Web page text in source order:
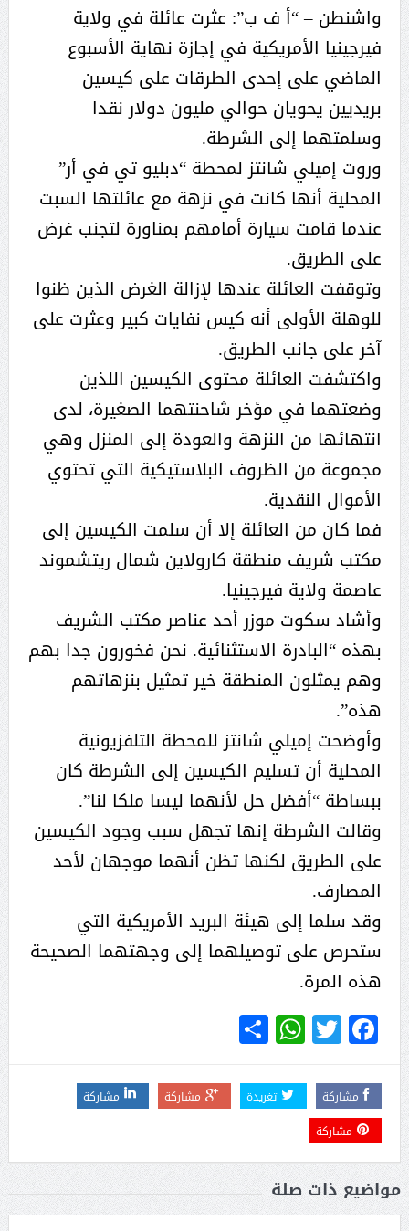
واشنطن – “أ ف ب”: عثرت عائلة في ولاية
فيرجينيا الأمريكية في إجازة نهاية الأسبوع
الماضي على إحدى الطرقات على كيسين
بريديين يحويان حوالي مليون دولار نقدا
وسلمتهما إلى الشرطة.
وروت إميلي شانتز لمحطة “دبليو تي في أر”
المحلية أنها كانت في نزهة مع عائلتها السبت
عندما قامت سيارة أمامهم بمناورة لتجنب غرض
على الطريق.
وتوقفت العائلة عندها لإزالة الغرض الذين ظنوا
للوهلة الأولى أنه كيس نفايات كبير وعثرت على
آخر على جانب الطريق.
واكتشفت العائلة محتوى الكيسين اللذين
وضعتهما في مؤخر شاحنتهما الصغيرة، لدى
انتهائها من النزهة والعودة إلى المنزل وهي
مجموعة من الظروف البلاستيكية التي تحتوي
الأموال النقدية.
فما كان من العائلة إلا أن سلمت الكيسين إلى
مكتب شريف منطقة كارولاين شمال ريتشموند
عاصمة ولاية فيرجينيا.
وأشاد سكوت موزر أحد عناصر مكتب الشريف
بهذه “البادرة الاستثنائية. نحن فخورون جدا بهم
وهم يمثلون المنطقة خير تمثيل بنزهاتهم
هذه”.
وأوضحت إميلي شانتز للمحطة التلفزيونية
المحلية أن تسليم الكيسين إلى الشرطة كان
ببساطة “أفضل حل لأنهما ليسا ملكا لنا”.
وقالت الشرطة إنها تجهل سبب وجود الكيسين
على الطريق لكنها تظن أنهما موجهان لأحد
المصارف.
وقد سلما إلى هيئة البريد الأمريكية التي
ستحرص على توصيلهما إلى وجهتهما الصحيحة
هذه المرة.
Facebook
Twitter
WhatsApp
Share
مشاركة تغريدة مشاركة
مشاركة
مشاركة
مواضيع ذات صلة